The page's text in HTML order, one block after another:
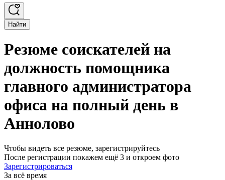
Найти
Резюме соискателей на
должность помощника
главного администратора
офиса на полный день в
Аннолово
Чтобы видеть все резюме, зарегистрируйтесь
После регистрации покажем ещё 3 и откроем фото
Зарегистрироваться
За всё время